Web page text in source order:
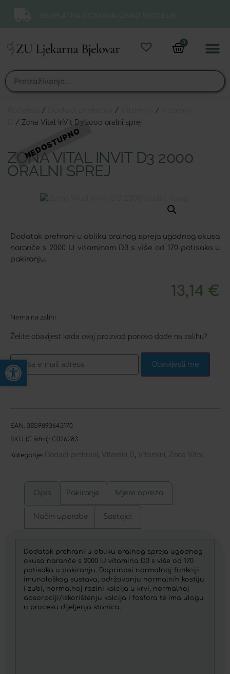
Open toolbar
0
/ / /
/ Zona Vital InVit D3 2000 oralni sprej
ZONA VITAL INVIT D3 2000
ORALNI SPREJ
Dodatak prehrani u obliku oralnog spreja ugodnog okusa
naranče s 2000 IJ vitaminom D3 s više od 170 potisaka u
pakiranju.
13,14 €
Nema na zalihi
Želite obavijest kada ovaj proizvod ponovo dođe na zalihu?
Obavijesti me
EAN: 3859893643170
SKU (C šifra): C026283
Kategorije: Dodaci prehrani Vitamin D Vitamini Zona Vital
Opis Pakiranje Mjere opreza
Način uporabe Sastojci
Dodatak prehrani u obliku oralnog spreja ugodnog
okusa naranče s 2000 IJ vitamina D3 s više od 170
potisaka u pakiranju. Doprinosi normalnoj funkciji
imunološkog sustava, održavanju normalnih kostiju
i zubi, normalnoj razini kalcija u krvi, normalnoj
apsorpciji/iskorištenju kalcija i fosfora te ima ulogu
u procesu dijeljenja stanica.